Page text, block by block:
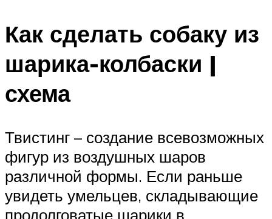
Как сделать собаку из
шарика-колбаски |
схема
Твистинг – создание всевозможных
фигур из воздушных шаров
различной формы. Если раньше
увидеть умельцев, складывающие
продолговатые шарики в